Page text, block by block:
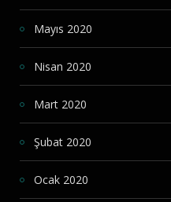
Mayıs 2020
Nisan 2020
Mart 2020
Şubat 2020
Ocak 2020